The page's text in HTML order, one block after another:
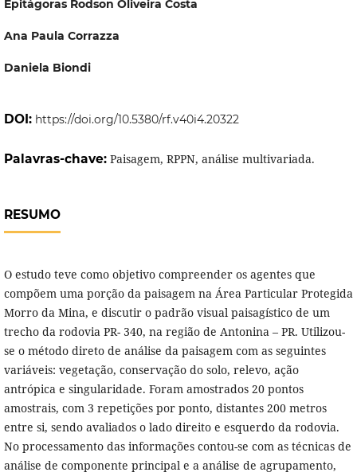
Epitágoras Rodson Oliveira Costa
Ana Paula Corrazza
Daniela Biondi
DOI: https://doi.org/10.5380/rf.v40i4.20322
Palavras-chave: Paisagem, RPPN, análise multivariada.
RESUMO
O estudo teve como objetivo compreender os agentes que
compõem uma porção da paisagem na Área Particular Protegida
Morro da Mina, e discutir o padrão visual paisagístico de um
trecho da rodovia PR- 340, na região de Antonina – PR. Utilizou-
se o método direto de análise da paisagem com as seguintes
variáveis: vegetação, conservação do solo, relevo, ação
antrópica e singularidade. Foram amostrados 20 pontos
amostrais, com 3 repetições por ponto, distantes 200 metros
entre si, sendo avaliados o lado direito e esquerdo da rodovia.
No processamento das informações contou-se com as técnicas de
análise de componente principal e a análise de agrupamento,